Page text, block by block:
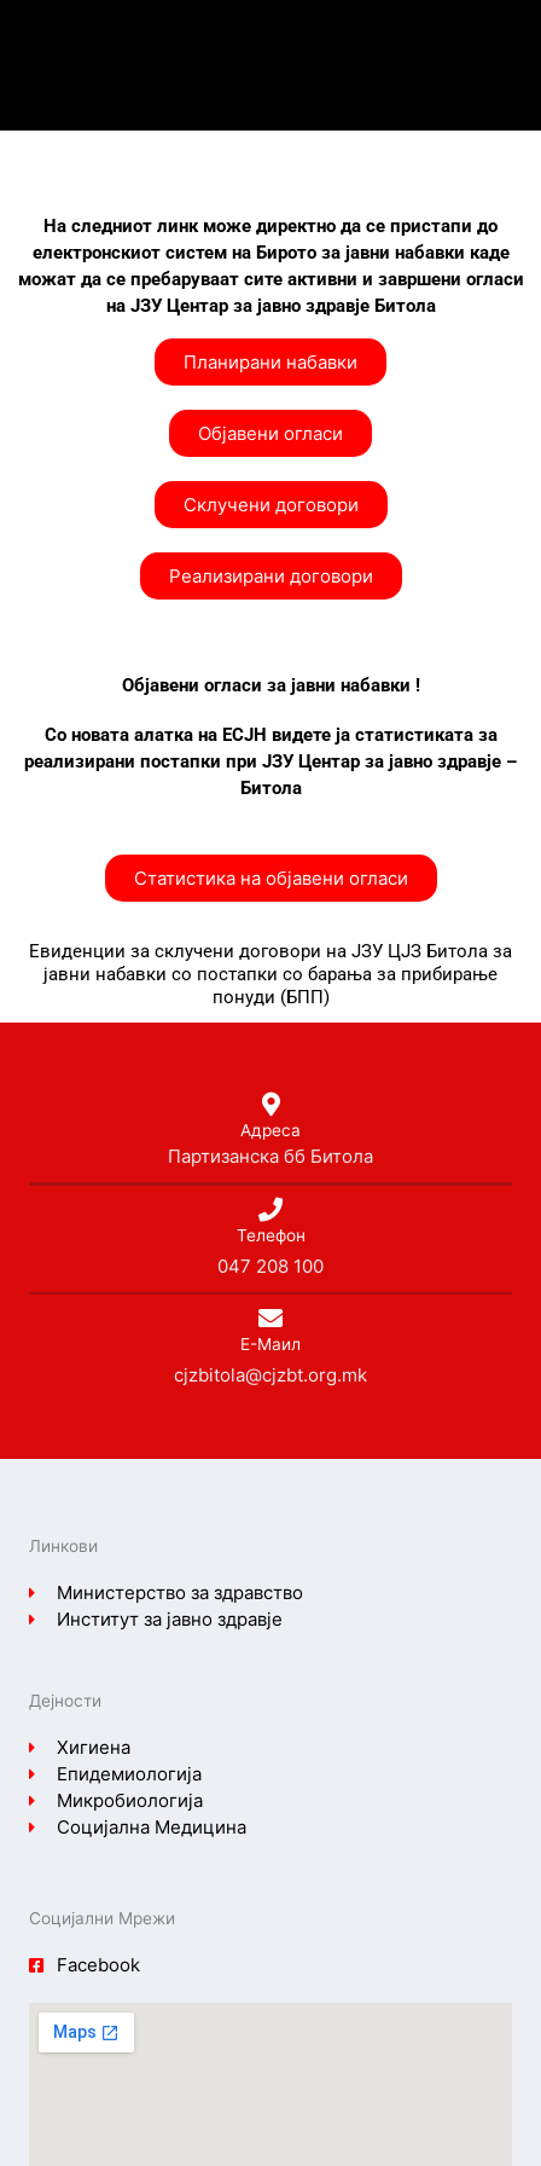
На следниот линк може директно да се пристапи до
електронскиот систем на Бирото за јавни набавки каде
можат да се пребаруваат сите активни и завршени огласи
на ЈЗУ Центар за јавно здравје Битола
Планирани набавки
Објавени огласи
Склучени договори
Реализирани договори
Објавени огласи за јавни набавки !
Со новата алатка на ЕСЈН видете ја статистиката за
реализирани постапки при ЈЗУ Центар за јавно здравје –
Битола
Статистика на објавени огласи
Евиденции за склучени договори на ЈЗУ ЦЈЗ Битола за
јавни набавки со постапки со барања за прибирање
понуди (БПП)
Адреса
Партизанска бб Битола
Телефон
047 208 100
Е-Маил
cjzbitola@cjzbt.org.mk
Линкови
Министерство за здравство
Институт за јавно здравје
Дејности
Хигиена
Епидемиологија
Микробиологија
Социјална Медицина
Социјални Мрежи
Facebook